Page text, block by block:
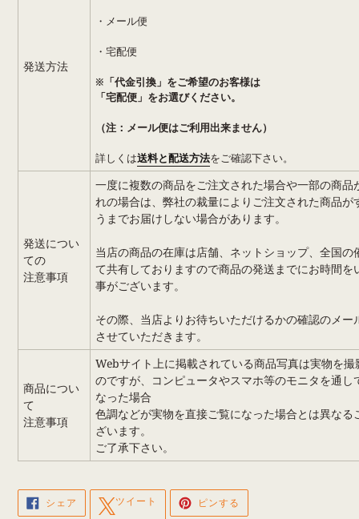
発送方法
・メール便
・宅配便
※「代金引換」をご希望のお客様は
「宅配便」 をお選びください。
（注：メール便はご利用出来ません）
詳しくは送料と配送方法をご確認下さい。
発送につい
ての
注意事項
一度に複数の商品をご注文された場合や一部の商品
れの場合は、弊社の裁量によりご注文された商品が
うまでお届けしない場合があります。
当店の商品の在庫は店舗、ネットショップ、全国の
て共有しておりますので商品の発送までにお時間を
事がございます。
その際、当店よりお待ちいただけるかの確認のメー
させていただきます。
商品につい
て
注意事項
Webサイト上に掲載されている商品写真は実物を撮
のですが、コンピュータやスマホ等のモニタを通し
なった場合
色調などが実物を直接ご覧になった場合とは異なる
ざいます。
ご了承下さい。
シェア FACEBOOKツイート
TWITTER
に
ピンする